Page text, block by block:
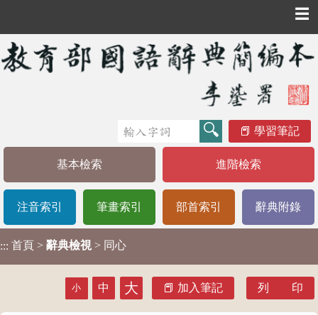
☰
學習筆記
基本檢索 進階檢索
注音索引 筆畫索引 部首索引 辭典附錄
::: 首頁 > 辭典檢視 > 同心
小 中 大 加入筆記 列 印